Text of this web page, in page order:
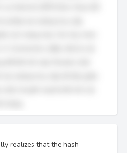
realizes that the hash